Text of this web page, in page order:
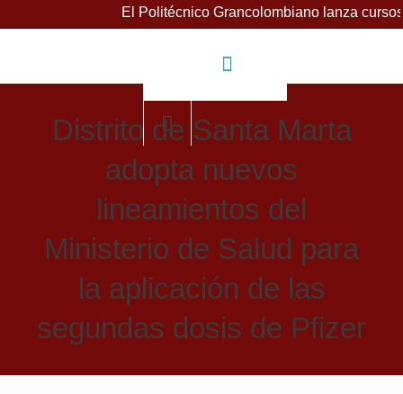
El Politécnico Grancolombiano lanza cursos gratuitos
Distrito de Santa Marta
adopta nuevos
lineamientos del
Ministerio de Salud para
la aplicación de las
segundas dosis de Pfizer